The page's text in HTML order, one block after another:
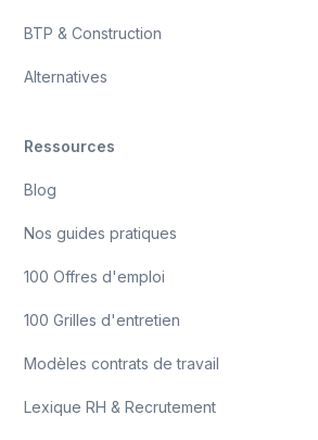
BTP & Construction
Alternatives
Ressources
Blog
Nos guides pratiques
100 Offres d'emploi
100 Grilles d'entretien
Modèles contrats de travail
Lexique RH & Recrutement